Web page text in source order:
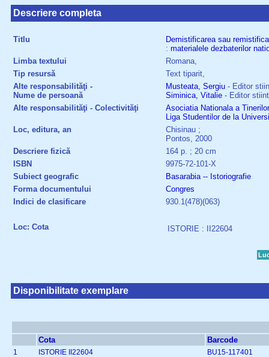
Descriere completa
Titlu Demistificarea sau
: materialele dezbaterilor
Limba textului
Romana,
Tip resursă
Text tiparit,
Alte responsabilităţi -
Nume de persoană
Musteata, Sergiu - Editor
Siminica, Vitalie - Editor
Alte responsabilităţi - Colectivităţi
Asociatia Nationala a
Liga Studentilor de la
Loc, editura, an
Chisinau ;
Pontos, 2000
Descriere fizică
164 p. ; 20 cm
ISBN
9975-72-101-X
Subiect geografic
Basarabia -- Istoriografie
Forma documentului
Congres
Indici de clasificare
930.1(478)(063)
Loc: Cota ISTORIE : II22604
Disponibilitate exemplare
Cota Barcode
1 ISTORIE II22604 BU15-117401